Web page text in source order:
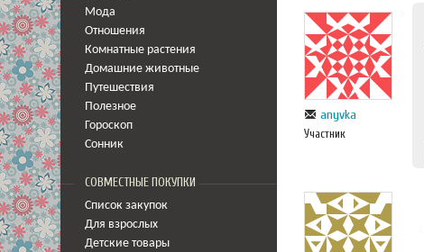
Мода
Отношения
Комнатные растения
Домашние животные
Путешествия
Полезное
Гороскоп
Сонник
СОВМЕСТНЫЕ ПОКУПКИ
Список закупок
Для взрослых
Детские товары
anyvka
Участник